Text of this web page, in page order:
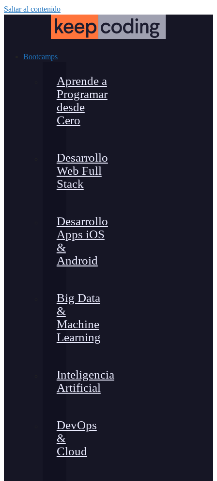
Saltar al contenido
Bootcamps
Aprende a
Programar
desde
Cero
Desarrollo
Web Full
Stack
Desarrollo
Apps iOS
&
Android
Big Data
&
Machine
Learning
Inteligencia
Artificial
DevOps
&
Cloud